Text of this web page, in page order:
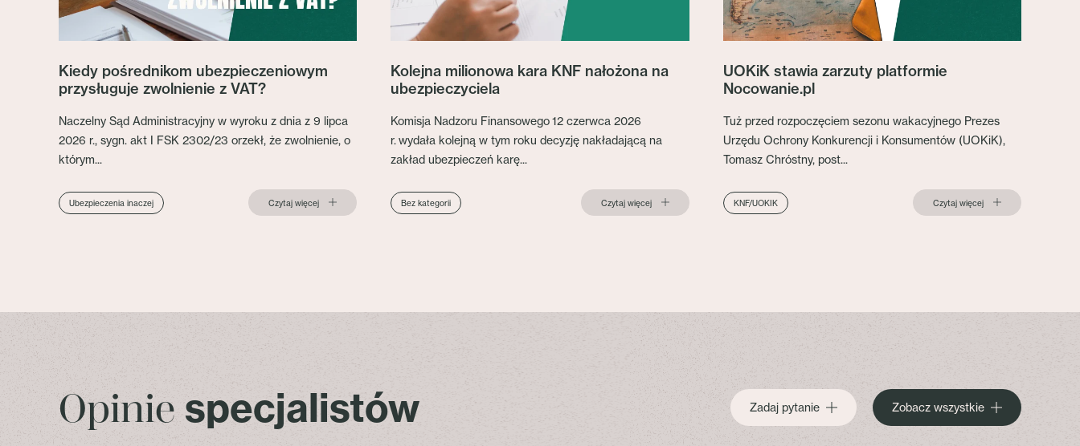
Kiedy pośrednikom ubezpieczeniowym
przysługuje zwolnienie z VAT?
Naczelny Sąd Administracyjny w wyroku z dnia z 9 lipca
2026 r., sygn. akt I FSK 2302/23 orzekł, że zwolnienie, o
którym...
Ubezpieczenia inaczej Czytaj więcej
Kolejna milionowa kara KNF nałożona na
ubezpieczyciela
Komisja Nadzoru Finansowego 12 czerwca 2026
r. wydała kolejną w tym roku decyzję nakładającą na
zakład ubezpieczeń karę...
Bez kategorii Czytaj więcej
UOKiK stawia zarzuty platformie
Nocowanie.pl
Tuż przed rozpoczęciem sezonu wakacyjnego Prezes
Urzędu Ochrony Konkurencji i Konsumentów (UOKiK),
Tomasz Chróstny, post...
KNF/UOKIK Czytaj więcej
Opinie specjalistów Zadaj pytanie Zobacz wszystkie